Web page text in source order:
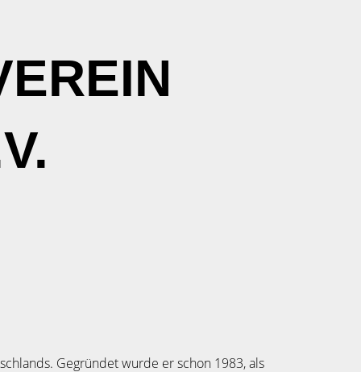
Gegründet wurde er schon 1983, als